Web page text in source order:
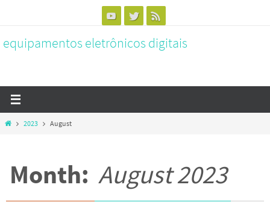
content
equipamentos eletrônicos digitais
Home2023 August
Month: August 2023